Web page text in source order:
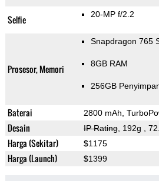
Selfie 20-MP f/2.2
Prosesor, Memori
Snapdragon 765
8GB RAM
256GB
Baterai 2800 mAh,
Desain IP Rating, 192g ,
Harga (Sekitar) $1175
Harga (Launch) $1399